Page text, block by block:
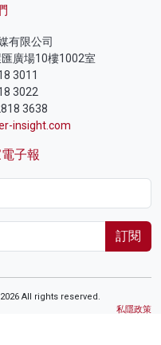
有限公司
廣場10樓1002室
3011
3022
3638
insight.com
子報
訂閱
All rights reserved.
私隱政策